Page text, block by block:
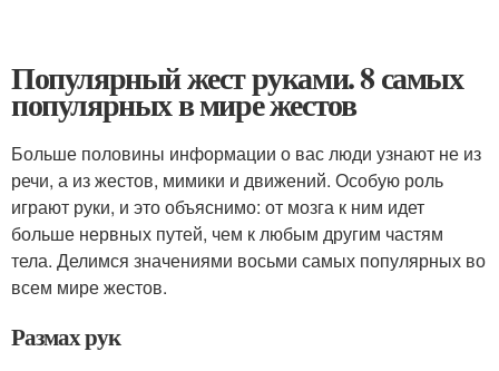
Популярный жест руками. 8 самых
популярных в мире жестов
Больше половины информации о вас люди узнают не из
речи, а из жестов, мимики и движений. Особую роль
играют руки, и это объяснимо: от мозга к ним идет
больше нервных путей, чем к любым другим частям
тела. Делимся значениями восьми самых популярных во
всем мире жестов.
Размах рук